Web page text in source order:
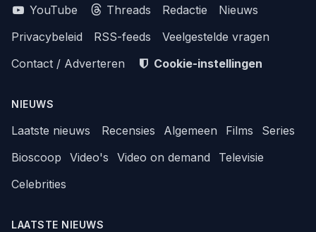
YouTube
Threads Redactie
Nieuws
Privacybeleid
RSS-feeds
Veelgestelde vragen
Contact / Adverteren
Cookie-instellingen
NIEUWS
Laatste nieuws Recensies Algemeen Films
Series
Bioscoop
Video's Video on demand
Televisie
Celebrities
LAATSTE NIEUWS